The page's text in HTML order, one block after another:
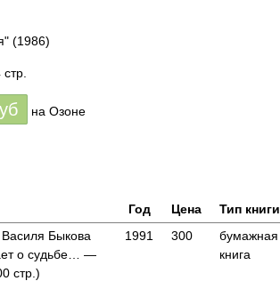
(1986)
на Озоне
Год Цена
Тип книги
Василя Быкова
о судьбе… —
стр.)
1991 300
бумажная
книга